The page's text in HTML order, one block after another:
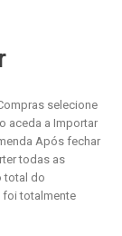
selecione
aceda a Importar
Após fechar
todas as
total do
foi totalmente